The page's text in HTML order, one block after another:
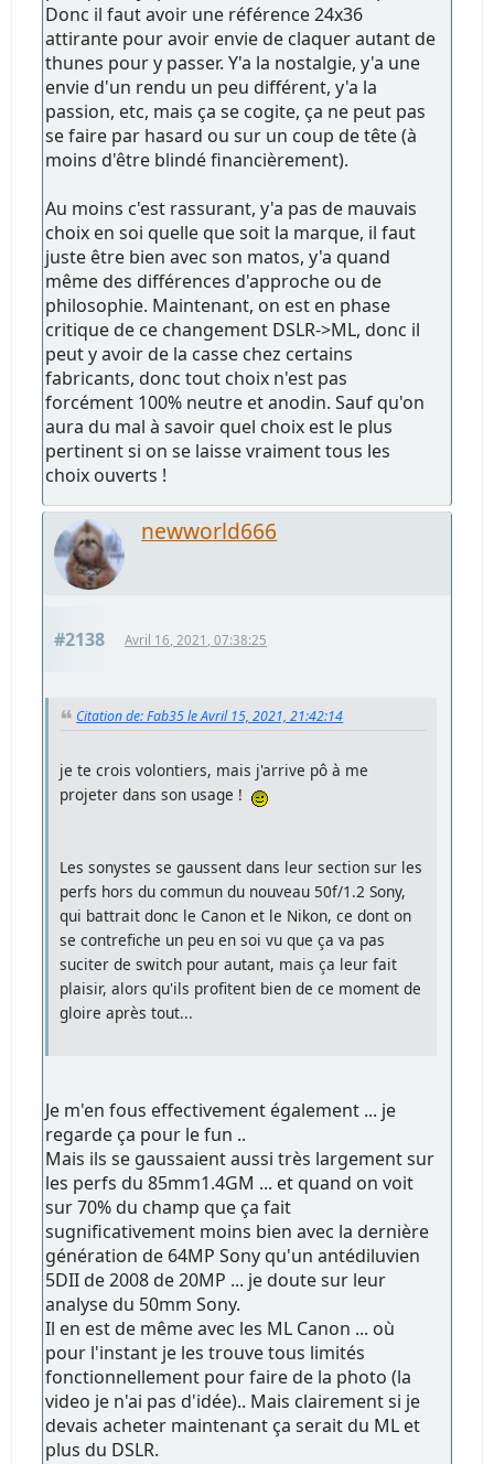
Donc il faut avoir une référence 24x36
attirante pour avoir envie de claquer autant de
thunes pour y passer. Y'a la nostalgie, y'a une
envie d'un rendu un peu différent, y'a la
passion, etc, mais ça se cogite, ça ne peut pas
se faire par hasard ou sur un coup de tête (à
moins d'être blindé financièrement).
Au moins c'est rassurant, y'a pas de mauvais
choix en soi quelle que soit la marque, il faut
juste être bien avec son matos, y'a quand
même des différences d'approche ou de
philosophie. Maintenant, on est en phase
critique de ce changement DSLR->ML, donc il
peut y avoir de la casse chez certains
fabricants, donc tout choix n'est pas
forcément 100% neutre et anodin. Sauf qu'on
aura du mal à savoir quel choix est le plus
pertinent si on se laisse vraiment tous les
choix ouverts !
newworld666
#2138 Avril 16, 2021, 07:38:25
Citation de: Fab35 le Avril 15, 2021, 21:42:14
je te crois volontiers, mais j'arrive pô à me
projeter dans son usage !
Les sonystes se gaussent dans leur section sur les
perfs hors du commun du nouveau 50f/1.2 Sony,
qui battrait donc le Canon et le Nikon, ce dont on
se contrefiche un peu en soi vu que ça va pas
suciter de switch pour autant, mais ça leur fait
plaisir, alors qu'ils profitent bien de ce moment de
gloire après tout...
Je m'en fous effectivement également ... je
regarde ça pour le fun ..
Mais ils se gaussaient aussi très largement sur
les perfs du 85mm1.4GM ... et quand on voit
sur 70% du champ que ça fait
sugnificativement moins bien avec la dernière
génération de 64MP Sony qu'un antédiluvien
5DII de 2008 de 20MP ... je doute sur leur
analyse du 50mm Sony.
Il en est de même avec les ML Canon ... où
pour l'instant je les trouve tous limités
fonctionnellement pour faire de la photo (la
video je n'ai pas d'idée).. Mais clairement si je
devais acheter maintenant ça serait du ML et
plus du DSLR.